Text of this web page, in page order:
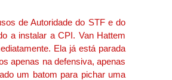
de Autoridade do STF e do
a instalar a CPI. Van Hattem
Ela já está parada
apenas na defensiva, apenas
um batom para pichar uma